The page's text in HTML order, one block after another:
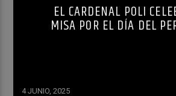
EL CARDENAL POLI
MISA POR EL DÍA DEL
4 JUNIO, 2025